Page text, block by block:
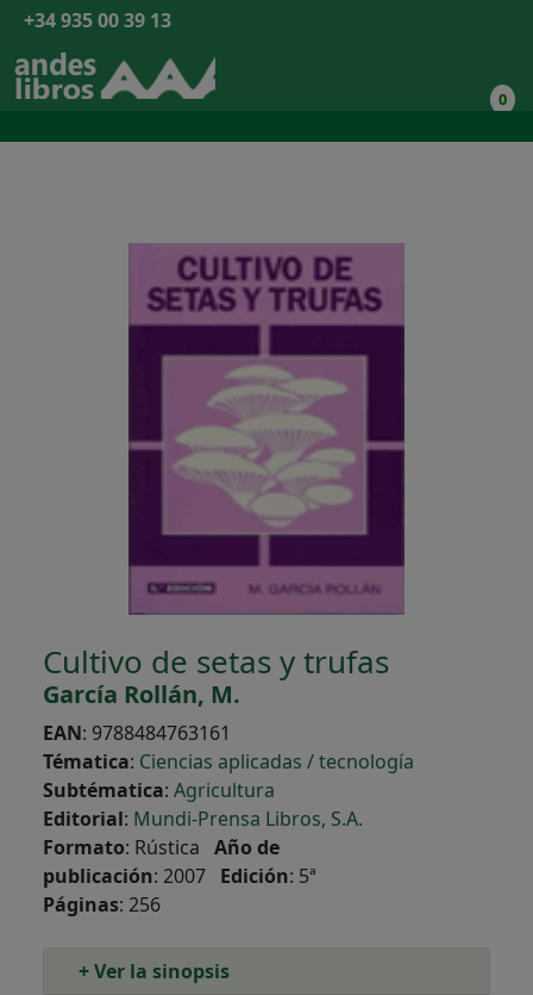
+34 935 00 39 13
0
Cultivo de setas y trufas
García Rollán, M.
EAN: 9788484763161
Tématica: Ciencias aplicadas / tecnología
Subtématica: Agricultura
Editorial: Mundi-Prensa Libros, S.A.
Formato: Rústica Año de
publicación: 2007 Edición: 5ª
Páginas: 256
+ Ver la sinopsis